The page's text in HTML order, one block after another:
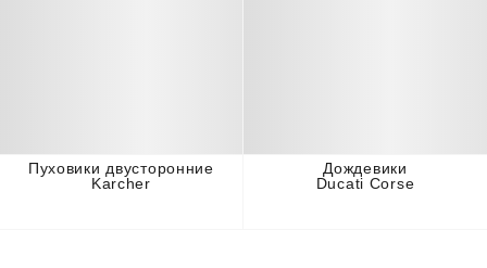
Пуховики двусторонние
Karcher
Дождевики
Ducati Corse